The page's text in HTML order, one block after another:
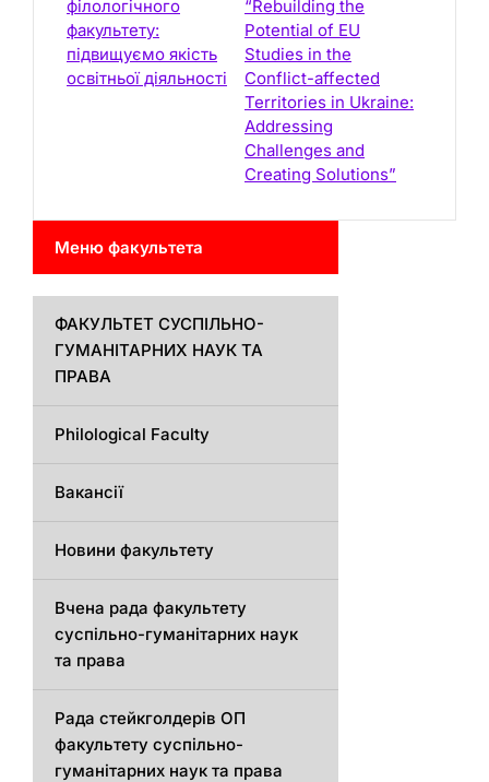
філологічного
факультету:
підвищуємо якість
освітньої діяльності
“Rebuilding the
Potential of EU
Studies in the
Conflict-affected
Territories in Ukraine:
Addressing
Challenges and
Creating Solutions”
Меню факультета
ФАКУЛЬТЕТ СУСПІЛЬНО-
ГУМАНІТАРНИХ НАУК ТА
ПРАВА
Philological Faculty
Вакансії
Новини факультету
Вчена рада факультету
суспільно-гуманітарних наук
та права
Рада стейкголдерів ОП
факультету суспільно-
гуманітарних наук та права